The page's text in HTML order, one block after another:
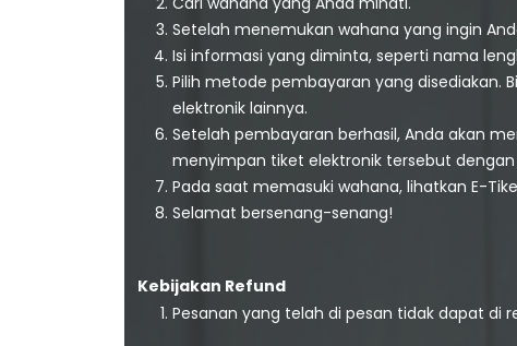
Setelah menemukan wahana yang ingin
Isi informasi yang diminta, seperti nama
Pilih metode pembayaran yang
elektronik lainnya.
Setelah pembayaran berhasil, Anda akan
menyimpan tiket elektronik tersebut
Pada saat memasuki wahana, lihatkan E-
Selamat bersenang-senang!
Kebijakan Refund
Pesanan yang telah di pesan tidak dapat di